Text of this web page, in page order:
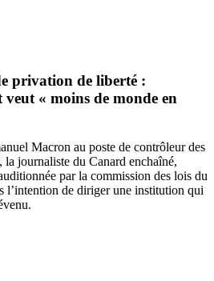
privation de liberté :
« moins de monde en
Macron au poste de contrôleur des
journaliste du Canard enchaîné,
par la commission des lois du
l’intention de diriger une institution qui